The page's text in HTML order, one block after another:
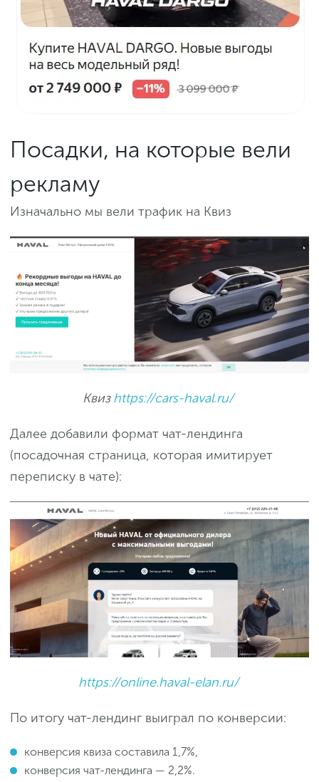
Посадки, на которые вели
рекламу
Изначально мы вели трафик на Квиз
Квизhttps://cars-haval.ru/
Далее добавили формат чат-лендинга
(посадочная страница, которая имитирует
переписку в чате):
https://online.haval-elan.ru/
По итогу чат-лендинг выиграл по конверсии:
конверсия квиза составила 1,7%,
конверсия чат-лендинга — 2,2%.